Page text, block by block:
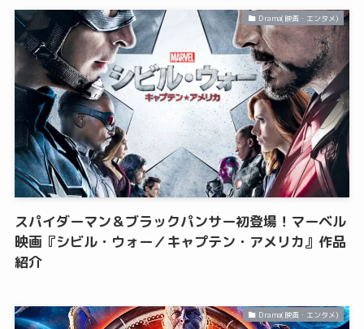
Drama(映画・エンタメ)
スパイダーマン＆ブラックパンサー初登場！マーベル
映画『シビル・ウォー／キャプテン・アメリカ』作品
紹介
Drama(映画・エンタメ)